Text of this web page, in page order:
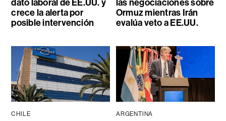
dato laboral de EE.UU. y
crece la alerta por
posible intervención
las negociaciones sobre
Ormuz mientras Irán
evalúa veto a EE.UU.
CHILE ARGENTINA